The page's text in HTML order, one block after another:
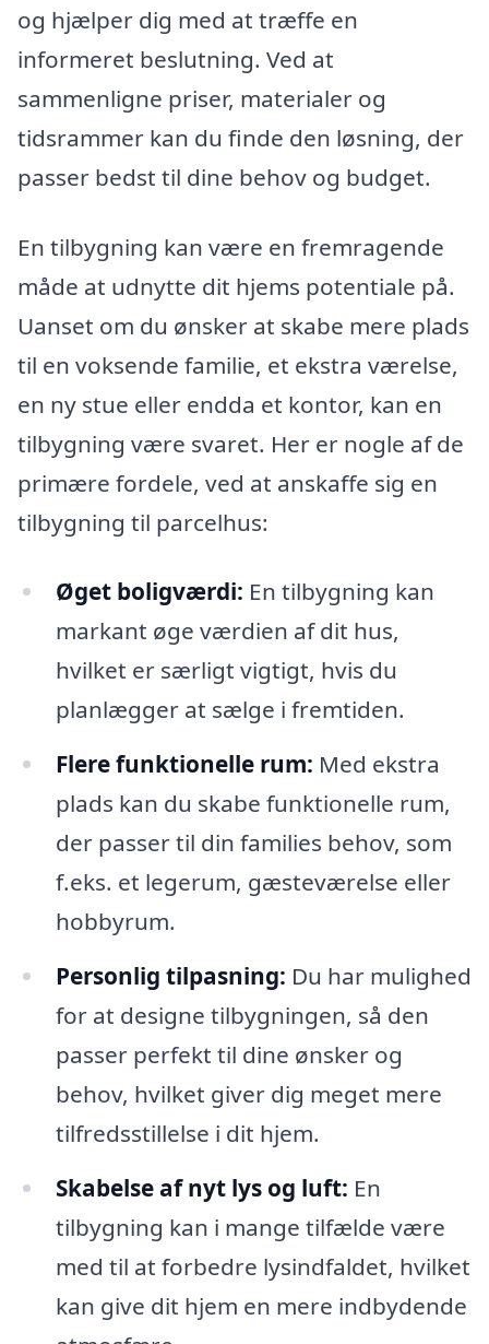
og hjælper dig med at træffe en
informeret beslutning. Ved at
sammenligne priser, materialer og
tidsrammer kan du finde den løsning, der
passer bedst til dine behov og budget.
En tilbygning kan være en fremragende
måde at udnytte dit hjems potentiale på.
Uanset om du ønsker at skabe mere plads
til en voksende familie, et ekstra værelse,
en ny stue eller endda et kontor, kan en
tilbygning være svaret. Her er nogle af de
primære fordele, ved at anskaffe sig en
tilbygning til parcelhus:
Øget boligværdi: En tilbygning kan
markant øge værdien af dit hus,
hvilket er særligt vigtigt, hvis du
planlægger at sælge i fremtiden.
Flere funktionelle rum: Med ekstra
plads kan du skabe funktionelle rum,
der passer til din families behov, som
f.eks. et legerum, gæsteværelse eller
hobbyrum.
Personlig tilpasning: Du har mulighed
for at designe tilbygningen, så den
passer perfekt til dine ønsker og
behov, hvilket giver dig meget mere
tilfredsstillelse i dit hjem.
Skabelse af nyt lys og luft: En
tilbygning kan i mange tilfælde være
med til at forbedre lysindfaldet, hvilket
kan give dit hjem en mere indbydende